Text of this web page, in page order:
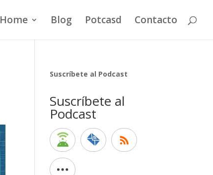
Home Blog Potcasd Contacto
Suscríbete al Podcast
Suscríbete al
Podcast